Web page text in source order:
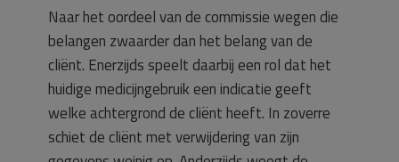
Naar het oordeel van de commissie wegen die
belangen zwaarder dan het belang van de
cliënt. Enerzijds speelt daarbij een rol dat het
huidige medicijngebruik een indicatie geeft
welke achtergrond de cliënt heeft. In zoverre
schiet de cliënt met verwijdering van zijn